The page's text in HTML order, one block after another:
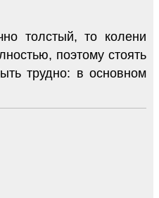
толстый, то колени
поэтому стоять
трудно: в основном